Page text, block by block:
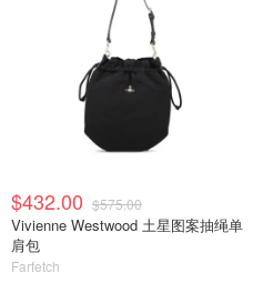
$432.00 $575.00
Vivienne Westwood 土星图案抽绳单
肩包
Farfetch